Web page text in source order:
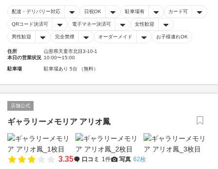
配達・デリバリー対応 日祝OK 駐車場有 カード可
QRコード決済可 電子マネー決済可 女性歓迎
男性歓迎 完全禁煙 オーダーメイド お子様連れOK
住所
山形県天童市北目3-10-1
本日の営業状況 10:00〜15:00
駐車場 駐車場あり 5台 （無料）
店舗公式
ギャラリーメモリア アリオ鳳
3.35 口コミ 1件 写真 62枚